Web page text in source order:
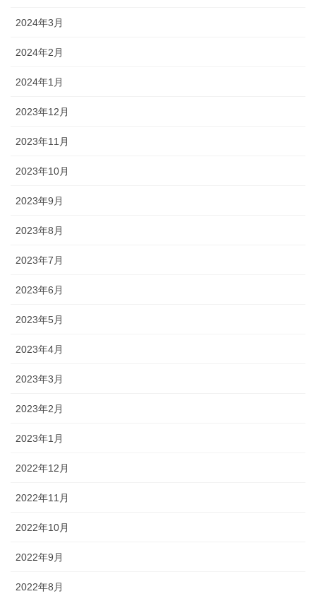
2024年3月
2024年2月
2024年1月
2023年12月
2023年11月
2023年10月
2023年9月
2023年8月
2023年7月
2023年6月
2023年5月
2023年4月
2023年3月
2023年2月
2023年1月
2022年12月
2022年11月
2022年10月
2022年9月
2022年8月